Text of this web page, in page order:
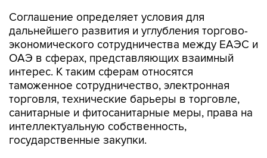
Соглашение определяет условия для
дальнейшего развития и углубления торгово-
экономического сотрудничества между ЕАЭС и
ОАЭ в сферах, представляющих взаимный
интерес. К таким сферам относятся
таможенное сотрудничество, электронная
торговля, технические барьеры в торговле,
санитарные и фитосанитарные меры, права на
интеллектуальную собственность,
государственные закупки.